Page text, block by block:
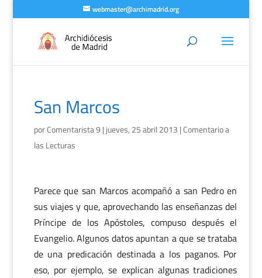
webmaster@archimadrid.org
San Marcos
porComentarista 9 | jueves, 25 abril 2013 |Comentario a
las Lecturas
Parece que san Marcos acompañó a san Pedro en
sus viajes y que, aprovechando las enseñanzas del
Príncipe de los Apóstoles, compuso después el
Evangelio. Algunos datos apuntan a que se trataba
de una predicación destinada a los paganos. Por
eso, por ejemplo, se explican algunas tradiciones